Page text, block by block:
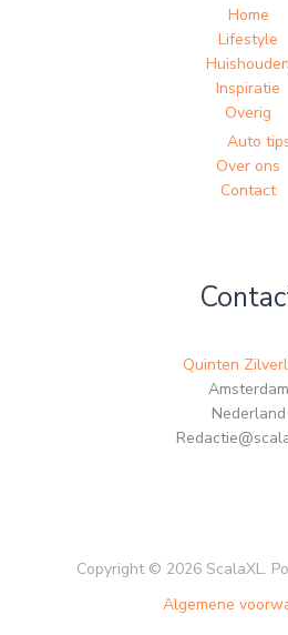
Home
Lifestyle
Huishouden
Inspiratie
Overig
Auto
Over ons
Contact
Quinten
Amsterdam
Nederland
Copyright © 2026 ScalaXL.
Algemene